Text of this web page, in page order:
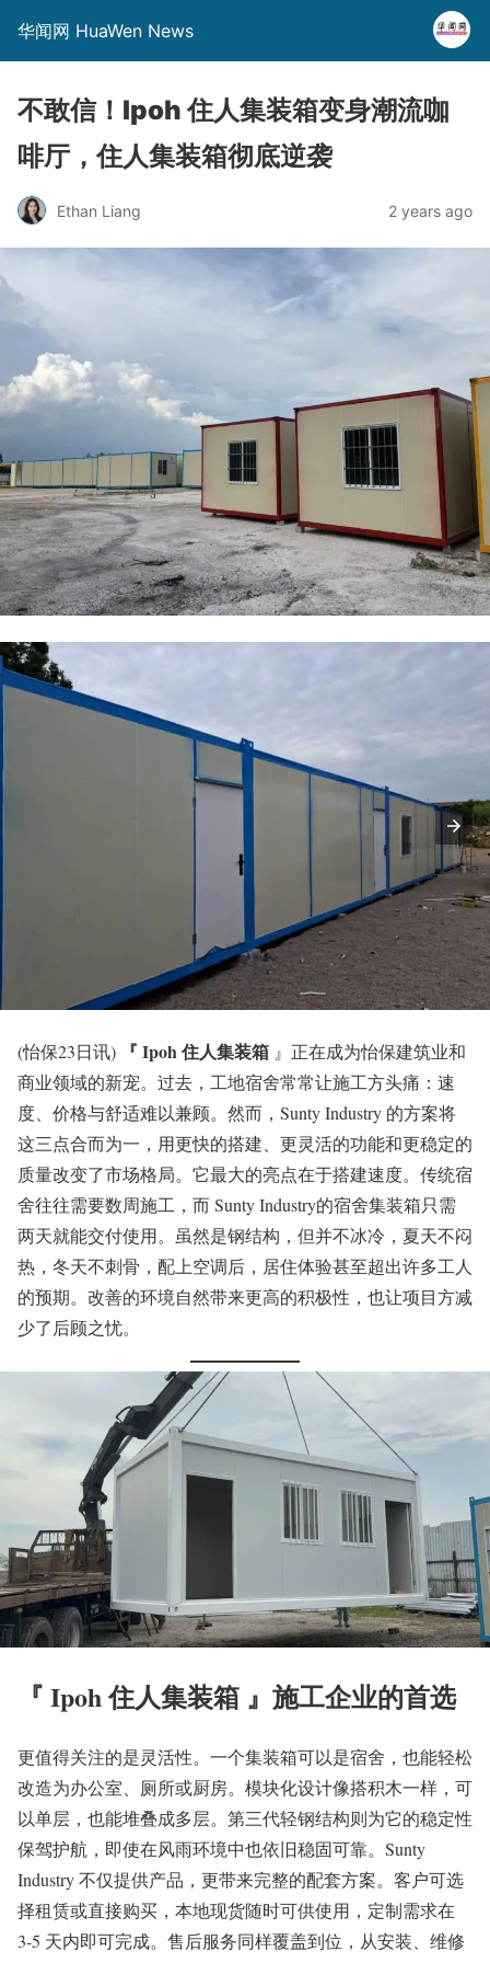
华闻网 HuaWen News
不敢信！Ipoh 住人集装箱变身潮流咖
啡厅，住人集装箱彻底逆袭
Ethan Liang 2 years ago
(怡保23日讯) 『 Ipoh 住人集装箱 』正在成为怡保建筑业和
商业领域的新宠。过去，工地宿舍常常让施工方头痛：速
度、价格与舒适难以兼顾。然而，Sunty Industry 的方案将
这三点合而为一，用更快的搭建、更灵活的功能和更稳定的
质量改变了市场格局。它最大的亮点在于搭建速度。传统宿
舍往往需要数周施工，而 Sunty Industry的宿舍集装箱只需
两天就能交付使用。虽然是钢结构，但并不冰冷，夏天不闷
热，冬天不刺骨，配上空调后，居住体验甚至超出许多工人
的预期。改善的环境自然带来更高的积极性，也让项目方减
少了后顾之忧。
『 Ipoh 住人集装箱 』施工企业的首选
更值得关注的是灵活性。一个集装箱可以是宿舍，也能轻松
改造为办公室、厕所或厨房。模块化设计像搭积木一样，可
以单层，也能堆叠成多层。第三代轻钢结构则为它的稳定性
保驾护航，即使在风雨环境中也依旧稳固可靠。Sunty
Industry 不仅提供产品，更带来完整的配套方案。客户可选
择租赁或直接购买，本地现货随时可供使用，定制需求在
3-5 天内即可完成。售后服务同样覆盖到位，从安装、维修